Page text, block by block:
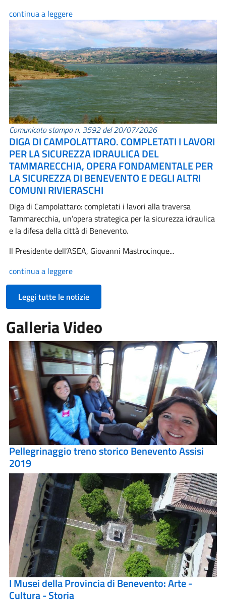
continua a leggere
Comunicato stampa n. 3592 del 20/07/2026
DIGA DI CAMPOLATTARO. COMPLETATI I LAVORI
PER LA SICUREZZA IDRAULICA DEL
TAMMARECCHIA, OPERA FONDAMENTALE PER
LA SICUREZZA DI BENEVENTO E DEGLI ALTRI
COMUNI RIVIERASCHI
Diga di Campolattaro: completati i lavori alla traversa
Tammarecchia, un’opera strategica per la sicurezza idraulica
e la difesa della città di Benevento.
Il Presidente dell’ASEA, Giovanni Mastrocinque...
continua a leggere
Leggi tutte le notizie
Galleria Video
Pellegrinaggio treno storico Benevento Assisi
2019
I Musei della Provincia di Benevento: Arte -
Cultura - Storia